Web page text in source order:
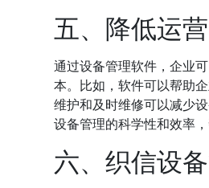
五、降低运
通过设备管理软件，企业
本。比如，软件可以帮助
维护和及时维修可以减少
设备管理的科学性和效率
六、织信设